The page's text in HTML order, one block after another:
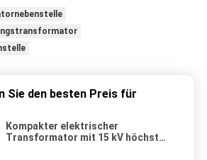
Sie den besten Preis für
Kompakter elektrischer
Transformator mit 15 kV höchster